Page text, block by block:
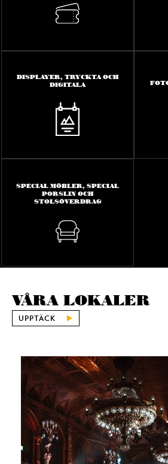
DISPLAYER, TRYCKTA OCH
DIGITALA
SPECIAL MÖBLER, SPECIAL
PORSLIN OCH
STOLSÖVERDRAG
VÅRA LOKALER
UPPTÄCK